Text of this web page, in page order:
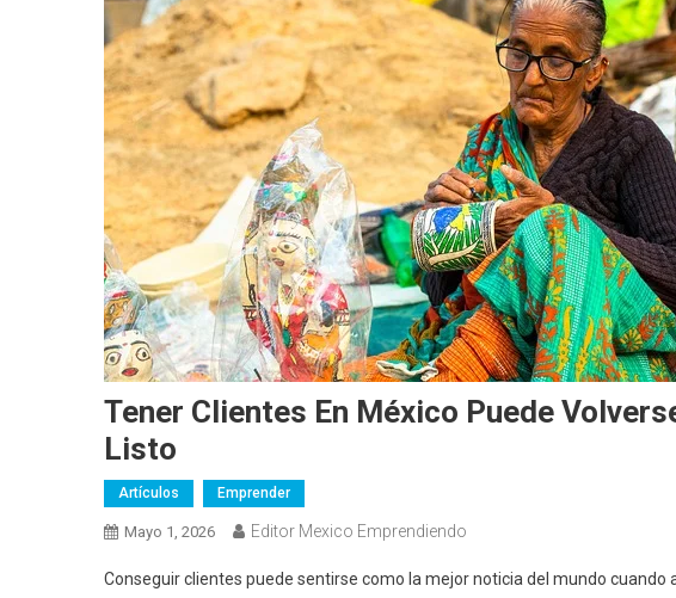
Tener Clientes En México Puede
Listo
Artículos Emprender
Mayo 1, 2026 Editor Mexico Emprendiendo
Conseguir clientes puede sentirse como la mejor noticia del mundo